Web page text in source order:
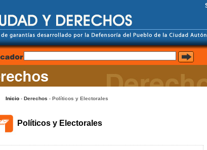
Inicio- Derechos - Políticos y Electorales
Políticos y Electorales